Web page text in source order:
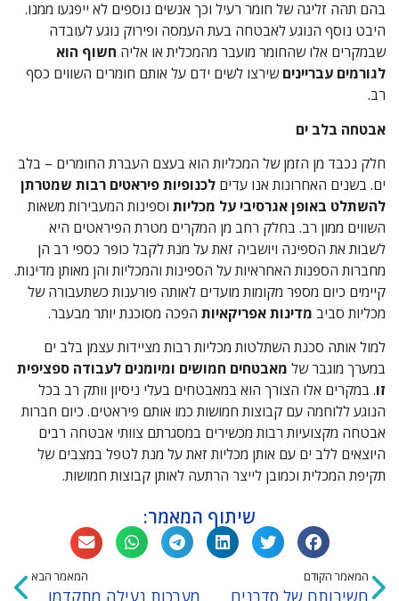
בהם תהה זליגה של חומר רעיל וכך אנשים נוספים לא ייפגעו ממנו.
היבט נוסף הנוגע לאבטחה בעת העמסה ופירוק נוגע לעובדה
שבמקרים אלו שהחומר מועבר מהמכלית או אליה חשוף הוא
לגורמים עברייניםשירצו לשים ידם על אותם חומרים השווים כסף
רב.
אבטחה בלב ים
חלק נכבד מן הזמן של המכליות הוא בעצם העברת החומרים – בלב
ים. בשנים האחרונות אנו עדים לכנופיות פיראטים רבות שמטרתן
להשתלט באופן אגרסיבי על מכליות וספינות המעבירות משאות
השווים ממון רב. בחלק רחב מן המקרים מטרת הפיראטים היא
לשבות את הספינה ויושביה זאת על מנת לקבל כופר כספי רב הן
מחברות הספנות האחראיות על הספינות והמכליות והן מאותן מדינות.
קיימים כיום מספר מקומות מועדים לאותה פורענות כשתעבורה של
מכליות סביב מדינות אפריקאיות הפכה מסוכנת יותר מבעבר.
למול אותה סכנת השתלטות מכליות רבות מציידות עצמן בלב ים
במערך מוגבר של מאבטחים חמושים ומיומנים לעבודה ספציפית
זו. במקרים אלו הצורך הוא במאבטחים בעלי ניסיון וותק רב בכל
הנוגע ללוחמה עם קבוצות חמושות כמו אותם פיראטים. כיום חברות
אבטחה מקצועיות רבות מכשירים במסגרתם צוותי אבטחה רבים
היוצאים ללב ים עם אותן מכליות זאת על מנת לטפל במצבים של
תקיפת המכלית וכמובן לייצר הרתעה לאותן קבוצות חמושות.
שיתוף המאמר:
המאמר הקודם
חשיבותם של סדרנים
המאמר הבא